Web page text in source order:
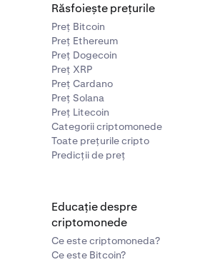
Răsfoiește prețurile
Preț Bitcoin
Preț Ethereum
Preț Dogecoin
Preț XRP
Preț Cardano
Preț Solana
Preț Litecoin
Categorii criptomonede
Toate prețurile cripto
Predicții de preț
Educație despre
criptomonede
Ce este criptomoneda?
Ce este Bitcoin?